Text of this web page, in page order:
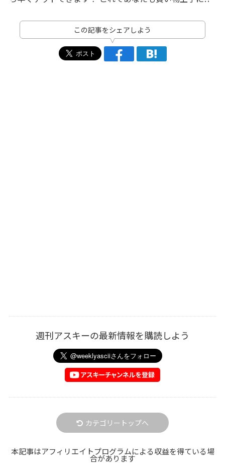
この記事をシェアしよう
週刊アスキーの最新情報を購読しよう
カテゴリートップへ
本記事はアフィリエイトプログラムによる収益を得ている場
合があります